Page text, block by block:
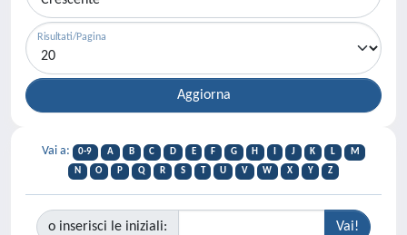
Risultati/Pagina
Vai a: 0-9 A B C D E F G H J K L
M
N
O P Q R S T U V W X Y Z
o inserisci le iniziali: